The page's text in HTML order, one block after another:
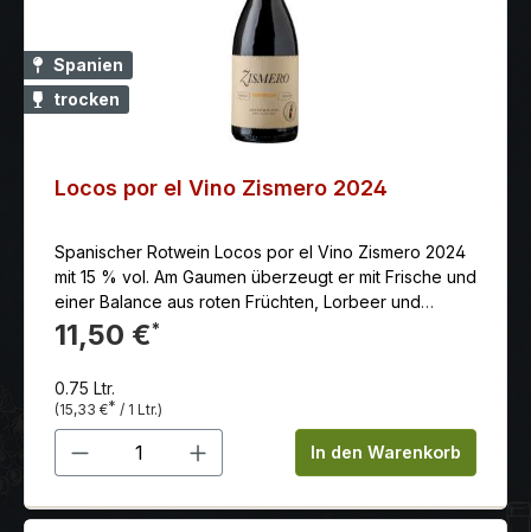
Spanien
trocken
Locos por el Vino Zismero 2024
Spanischer Rotwein Locos por el Vino Zismero 2024
mit 15 % vol. Am Gaumen überzeugt er mit Frische und
einer Balance aus roten Früchten, Lorbeer und
dezenten Röstaromen. Der Nachgeschmack ist
langanhaltend und einladend.
11,50 €*
0.75 Ltr.
(15,33 €* / 1 Ltr.)
Produkt Anzahl: Gib denIn den Warenkorb